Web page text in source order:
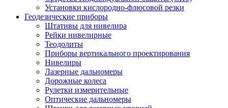
Установки кислородно-флюсовой резки
Геодезические приборы
Штативы для нивелира
Рейки нивелирные
Теодолиты
Приборы вертикального проектирования
Нивелиры
Лазерные дальномеры
Дорожные колеса
Рулетки измерительные
Оптические дальномеры